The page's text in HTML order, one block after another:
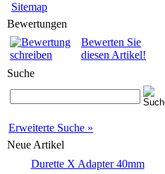
Sitemap
Bewertungen
Bewerten Sie
diesen Artikel!
Suche
Erweiterte Suche »
Neue Artikel
Durette X Adapter 40mm